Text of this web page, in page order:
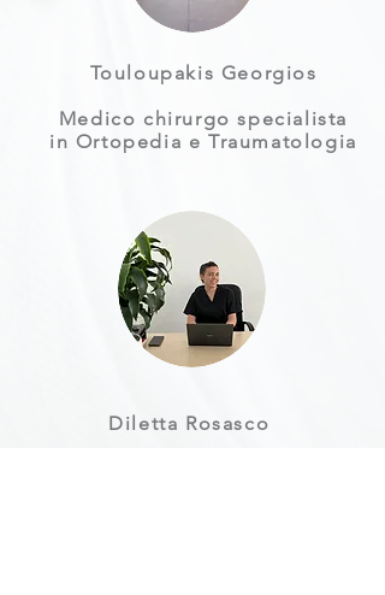
Touloupakis Georgios
Medico chirurgo specialista
in Ortopedia e Traumatologia
Diletta Rosasco